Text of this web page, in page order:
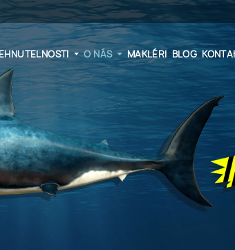
O NÁS MAKLÉRI BLOG